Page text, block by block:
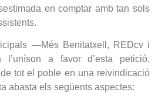
en comptar amb tan sols
—Més Benitatxell, REDcv i
a favor d’esta petició,
tot el poble en una reivindicació
abasta els següents aspectes: